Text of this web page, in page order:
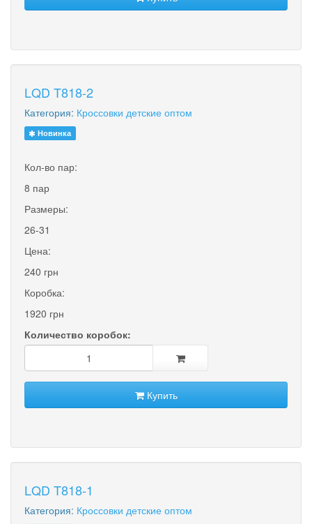
LQD T818-2
Категория: Кроссовки детские оптом
Новинка
Кол-во пар:
8 пар
Размеры:
26-31
Цена:
240 грн
Коробка:
1920 грн
Количество коробок:
Купить
LQD T818-1
Категория: Кроссовки детские оптом